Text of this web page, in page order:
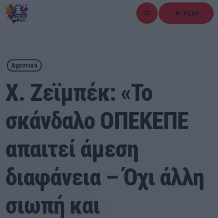
menu play_arrow PLAY
close
play_arrow ΕΡΚΟ
Αρχική
Εκπομπές
Τοπικά Νέα
Αθλητικά
Αγροτικά
Χ. Ζεϊμπέκ: «Το
σκάνδαλο ΟΠΕΚΕΠΕ
απαιτεί άμεση
διαφάνεια – Όχι άλλη
σιωπή και